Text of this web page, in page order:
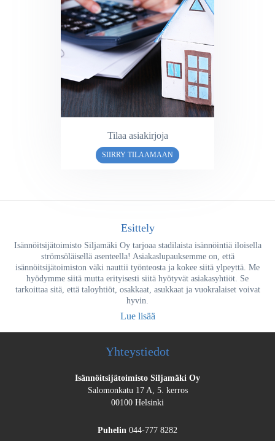
Tilaa asiakirjoja
SIIRRY TILAAMAAN
Esittely
Isännöitsijätoimisto Siljamäki Oy tarjoaa stadilaista isännöintiä iloisella
strömsöläisellä asenteella! Asiakaslupauksemme on, että
isännöitsijätoimiston väki nauttii työnteosta ja kokee siitä ylpeyttä. Me
hyödymme siitä mutta erityisesti siitä hyötyvät asiakasyhtiöt. Se
tarkoittaa sitä, että taloyhtiöt, osakkaat, asukkaat ja vuokralaiset voivat
hyvin.
Lue lisää
Yhteystiedot
Isännöitsijätoimisto Siljamäki Oy
Salomonkatu 17 A, 5. kerros
00100 Helsinki
Puhelin 044-777 8282